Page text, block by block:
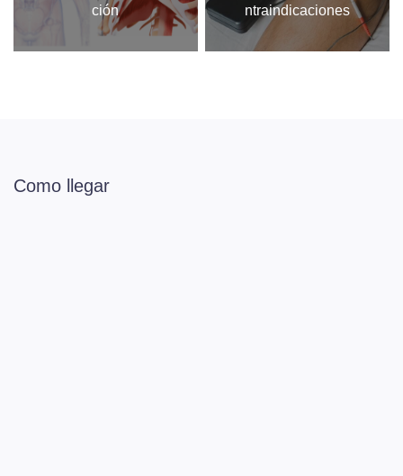
ción
ntraindicaciones
Como llegar